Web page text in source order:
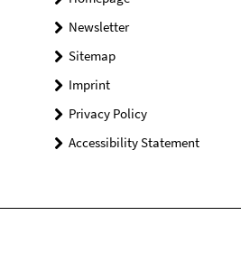
Newsletter
Sitemap
Imprint
Privacy Policy
Accessibility Statement